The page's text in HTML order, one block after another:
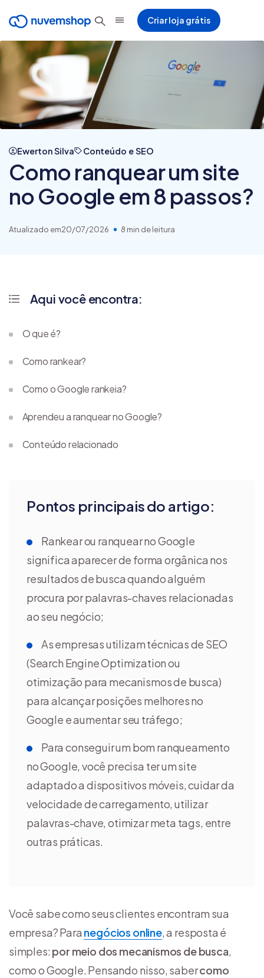
Criar loja grátis
Ewerton Silva Conteúdo e SEO
Como ranquear um site
no Google em 8 passos?
Atualizado em20/07/2026 8 min de leitura
Pontos principais do artigo:
Rankear ou ranquear no Google
significa aparecer de forma orgânica nos
resultados de busca quando alguém
procura por palavras-chaves relacionadas
ao seu negócio;
As empresas utilizam técnicas de SEO
(Search Engine Optimization ou
otimização para mecanismos de busca)
para alcançar posições melhores no
Google e aumentar seu tráfego;
Para conseguir um bom ranqueamento
no Google, você precisa ter um site
adaptado a dispositivos móveis, cuidar da
velocidade de carregamento, utilizar
palavras-chave, otimizar meta tags, entre
outras práticas.
Você sabe como seus clientes encontram sua
empresa? Para negócios online, a resposta é
simples: por meio dos mecanismos de busca,
como o Google. Pensando nisso, sabercomo
Aqui você encontra:
O que é?
Como rankear?
Como o Google rankeia?
Aprendeu a ranquear no Google?
Conteúdo relacionado